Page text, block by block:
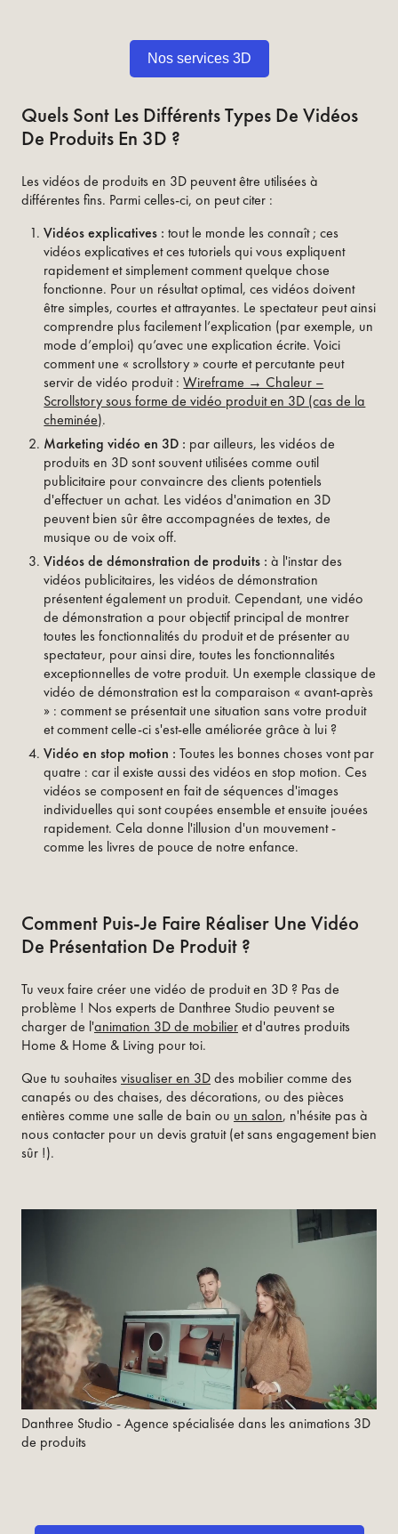
Nos services 3D
Quels Sont Les Différents Types De Vidéos
De Produits En 3D ?
Les vidéos de produits en 3D peuvent être utilisées à
différentes fins. Parmi celles-ci, on peut citer :
Vidéos explicatives : tout le monde les connaît ; ces
vidéos explicatives et ces tutoriels qui vous expliquent
rapidement et simplement comment quelque chose
fonctionne. Pour un résultat optimal, ces vidéos doivent
être simples, courtes et attrayantes. Le spectateur peut ainsi
comprendre plus facilement l’explication (par exemple, un
mode d’emploi) qu’avec une explication écrite. Voici
comment une « scrollstory » courte et percutante peut
servir de vidéo produit :Wireframe → Chaleur –
Scrollstory sous forme de vidéo produit en 3D (cas de la
cheminée).
Marketing vidéo en 3D : par ailleurs, les vidéos de
produits en 3D sont souvent utilisées comme outil
publicitaire pour convaincre des clients potentiels
d'effectuer un achat. Les vidéos d'animation en 3D
peuvent bien sûr être accompagnées de textes, de
musique ou de voix off.
Vidéos de démonstration de produits : à l'instar des
vidéos publicitaires, les vidéos de démonstration
présentent également un produit. Cependant, une vidéo
de démonstration a pour objectif principal de montrer
toutes les fonctionnalités du produit et de présenter au
spectateur, pour ainsi dire, toutes les fonctionnalités
exceptionnelles de votre produit. Un exemple classique de
vidéo de démonstration est la comparaison « avant-après
» : comment se présentait une situation sans votre produit
et comment celle-ci s'est-elle améliorée grâce à lui ?
Vidéo en stop motion :Toutes les bonnes choses vont par
quatre : car il existe aussi des vidéos en stop motion. Ces
vidéos se composent en fait de séquences d'images
individuelles qui sont coupées ensemble et ensuite jouées
rapidement. Cela donne l'illusion d'un mouvement -
comme les livres de pouce de notre enfance.
Comment Puis-Je Faire Réaliser Une Vidéo
De Présentation De Produit ?
Tu veux faire créer une vidéo de produit en 3D ? Pas de
problème ! Nos experts de Danthree Studio peuvent se
charger de l'animation 3D de mobilieret d'autres produits
Home & Home & Living pour toi.
Que tu souhaitesvisualiser en 3Ddes mobilier comme des
canapés ou des chaises, des décorations, ou des pièces
entières comme une salle de bain ou un salon, n'hésite pas à
nous contacter pour un devis gratuit (et sans engagement bien
sûr !).
Danthree Studio - Agence spécialisée dans les animations 3D
de produits